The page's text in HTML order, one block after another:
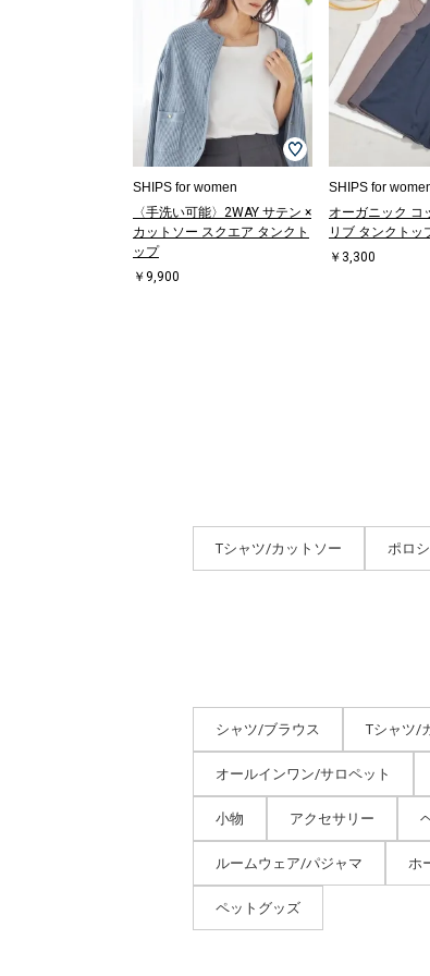
SHIPS for women
〈手洗い可能〉2WAY サテン ×
カットソー スクエア タンクト
ップ
￥9,900
SHIPS for
オーガニック コ
リブ タンクトッ
￥3,300
Tシャツ/カットソー ポロ
シャツ/ブラウス Tシャツ/
オールインワン/サロペット
小物 アクセサリー
ルームウェア/パジャマ ホ
ペットグッズ